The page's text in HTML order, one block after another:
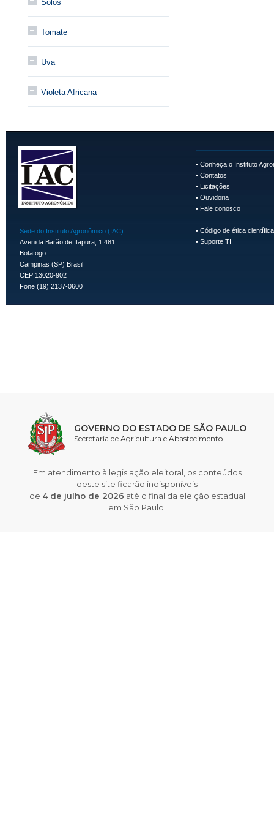
Solos
Tomate
Uva
Violeta Africana
Sede do Instituto Agronômico (IAC)
Avenida Barão de Itapura, 1.481
Botafogo
Campinas (SP) Brasil
CEP 13020-902
Fone (19) 2137-0600
• Conheça o Instituto
• Contatos
• Licitações
• Ouvidoria
• Fale conosco
• Código de ética científica
• Suporte TI